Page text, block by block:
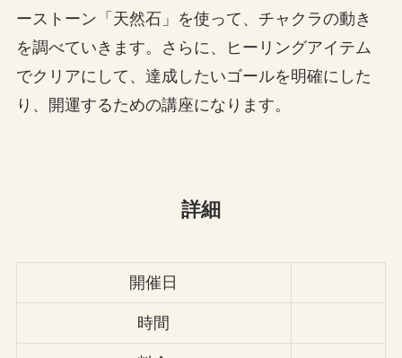
ーストーン「天然石」を使って、チャクラの動き
を調べていきます。さらに、ヒーリングアイテム
でクリアにして、達成したいゴールを明確にした
り、開運するための講座になります。
詳細
開催日
時間